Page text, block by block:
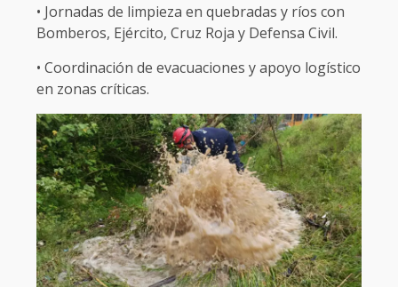
• Jornadas de limpieza en quebradas y ríos con
Bomberos, Ejército, Cruz Roja y Defensa Civil.
• Coordinación de evacuaciones y apoyo logístico
en zonas críticas.